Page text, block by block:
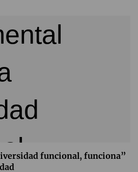
funcional, funciona”